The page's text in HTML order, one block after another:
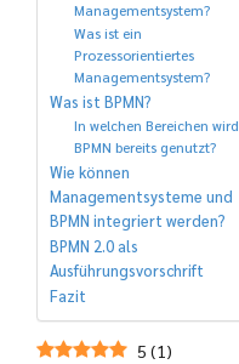
Managementsystem?
Was ist ein
Prozessorientiertes
Managementsystem?
Was ist BPMN?
In welchen Bereichen wird
BPMN bereits genutzt?
Wie können
Managementsysteme und
BPMN integriert werden?
BPMN 2.0 als
Ausführungsvorschrift
Fazit
5 (1 )